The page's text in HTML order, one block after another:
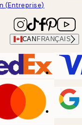
(Entreprise)
CAN FRANÇAIS